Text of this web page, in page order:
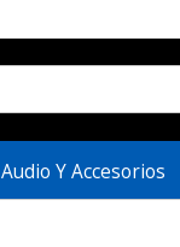
Audio Y Accesorios